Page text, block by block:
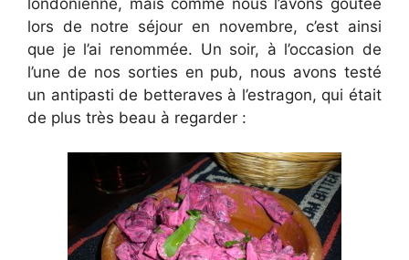
lors de notre séjour en novembre, c’est ainsi
que je l’ai renommée. Un soir, à l’occasion de
l’une de nos sorties en pub, nous avons testé
un antipasti de betteraves à l’estragon, qui était
de plus très beau à regarder :